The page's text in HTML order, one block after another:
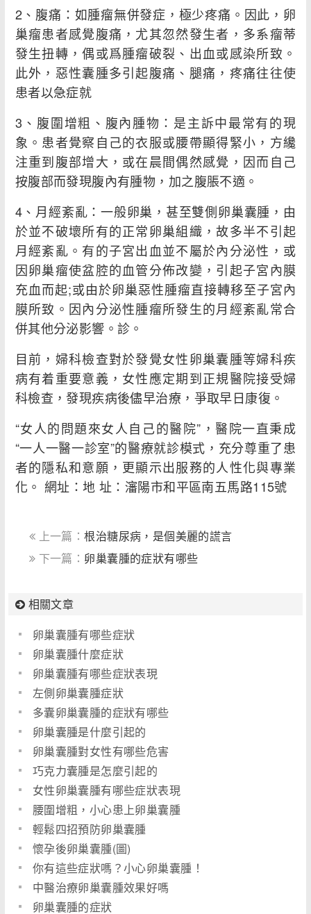
2、腹痛：如腫瘤無併發症，極少疼痛。因此，卵
巢瘤患者感覺腹痛，尤其忽然發生者，多系瘤蒂
發生扭轉，偶或爲腫瘤破裂、出血或感染所致。
此外，惡性囊腫多引起腹痛、腿痛，疼痛往往使
患者以急症就
3、腹圍增粗、腹內腫物：是主訴中最常有的現
象。患者覺察自己的衣服或腰帶顯得緊小，方纔
注重到腹部增大，或在晨間偶然感覺，因而自己
按腹部而發現腹內有腫物，加之腹脹不適。
4、月經紊亂：一般卵巢，甚至雙側卵巢囊腫，由
於並不破壞所有的正常卵巢組織，故多半不引起
月經紊亂。有的子宮出血並不屬於內分泌性，或
因卵巢瘤使盆腔的血管分佈改變，引起子宮內膜
充血而起;或由於卵巢惡性腫瘤直接轉移至子宮內
膜所致。因內分泌性腫瘤所發生的月經紊亂常合
併其他分泌影響。診。
目前，婦科檢查對於發覺女性卵巢囊腫等婦科疾
病有着重要意義，女性應定期到正規醫院接受婦
科檢查，發現疾病後儘早治療，爭取早日康復。
“女人的問題來女人自己的醫院”，醫院一直秉成
“一人一醫一診室”的醫療就診模式，充分尊重了患
者的隱私和意願，更顯示出服務的人性化與專業
化。 網址：地 址：瀋陽市和平區南五馬路115號
上一篇：根治糖尿病，是個美麗的謊言
下一篇： 卵巢囊腫的症狀有哪些
相關文章
卵巢囊腫有哪些症狀
卵巢囊腫什麼症狀
卵巢囊腫有哪些症狀表現
左側卵巢囊腫症狀
多囊卵巢囊腫的症狀有哪些
卵巢囊腫是什麼引起的
卵巢囊腫對女性有哪些危害
巧克力囊腫是怎麼引起的
女性卵巢囊腫有哪些症狀表現
腰圍增粗，小心患上卵巢囊腫
輕鬆四招預防卵巢囊腫
懷孕後卵巢囊腫(圖)
你有這些症狀嗎？小心卵巢囊腫！
中醫治療卵巢囊腫效果好嗎
卵巢囊腫的症狀